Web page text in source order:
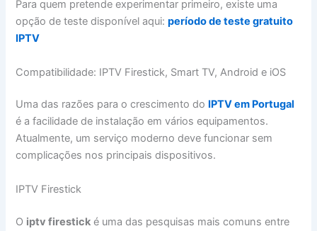
Para quem pretende experimentar primeiro, existe uma
opção de teste disponível aqui:período de teste gratuito
IPTV
Compatibilidade: IPTV Firestick, Smart TV, Android e iOS
Uma das razões para o crescimento do IPTV em Portugal
é a facilidade de instalação em vários equipamentos.
Atualmente, um serviço moderno deve funcionar sem
complicações nos principais dispositivos.
IPTV Firestick
O iptv firestick é uma das pesquisas mais comuns entre